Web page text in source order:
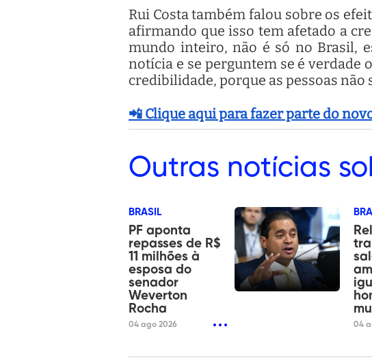
Rui Costa também falou sobre os
afirmando que isso tem afetado a
mundo inteiro, não é só no Brasil,
notícia e se perguntem se é verdade
credibilidade, porque as pessoas
📲 Clique aqui para fazer parte do
Outras notícias
BRASIL
PF aponta
repasses de R$
11 milhões à
esposa do
senador
Weverton
Rocha
04 ago 2026 04